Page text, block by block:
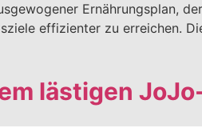
Ernährungsplan,
effizienter zu erreichen.
lästigen